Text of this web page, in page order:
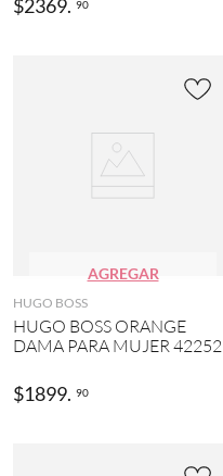
$2369. 90
AGREGAR
HUGO BOSS
HUGO BOSS ORANGE
DAMA PARA MUJER 42252
$1899. 90